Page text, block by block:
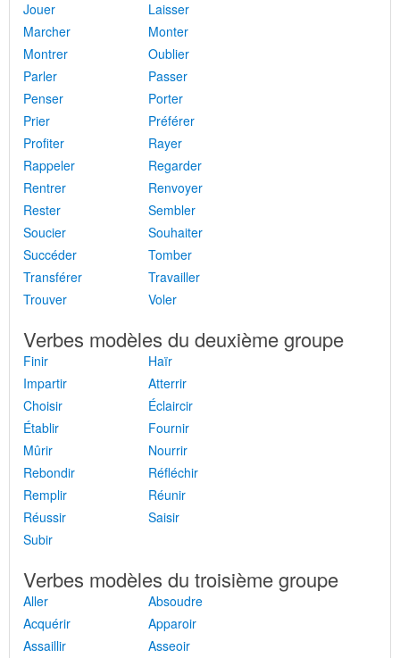
Jouer
Laisser
Marcher
Monter
Montrer
Oublier
Parler
Passer
Penser
Porter
Prier
Préférer
Profiter
Rayer
Rappeler
Regarder
Rentrer
Renvoyer
Rester
Sembler
Soucier
Souhaiter
Succéder
Tomber
Transférer
Travailler
Trouver
Voler
Verbes modèles du deuxième groupe
Finir
Haïr
Impartir
Atterrir
Choisir
Éclaircir
Établir
Fournir
Mûrir
Nourrir
Rebondir
Réfléchir
Remplir
Réunir
Réussir
Saisir
Subir
Verbes modèles du troisième groupe
Aller
Absoudre
Acquérir
Apparoir
Assaillir
Asseoir